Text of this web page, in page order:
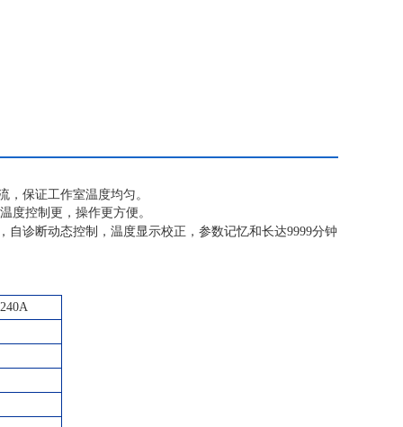
，保证工作室温度均匀。
度控制更，操作更方便。
自诊断动态控制，温度显示校正，参数记忆和长达9999分钟